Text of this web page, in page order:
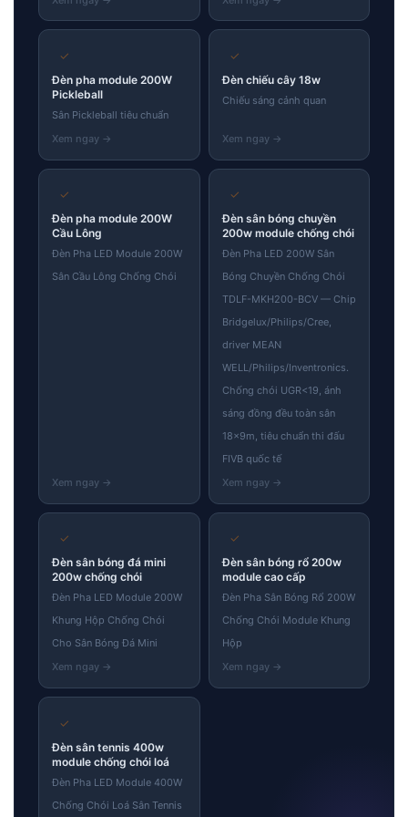
✓
Đèn pha module 200W
Pickleball
Sân Pickleball tiêu chuẩn
✓
Đèn chiếu cây 18w
Chiếu sáng cảnh quan
✓
Đèn pha module 200W
Cầu Lông
Đèn Pha LED Module 200W
Sân Cầu Lông Chống Chói
✓
Đèn sân bóng chuyền
200w module chống chói
Đèn Pha LED 200W Sân
Bóng Chuyền Chống Chói
TDLF-MKH200-BCV — Chip
Bridgelux/Philips/Cree,
driver MEAN
WELL/Philips/Inventronics.
Chống chói UGR<19, ánh
sáng đồng đều toàn sân
18×9m, tiêu chuẩn thi đấu
FIVB quốc tế
✓
Đèn sân bóng đá mini
200w chống chói
Đèn Pha LED Module 200W
Khung Hộp Chống Chói
Cho Sân Bóng Đá Mini
✓
Đèn sân bóng rổ 200w
module cao cấp
Đèn Pha Sân Bóng Rổ 200W
Chống Chói Module Khung
Hộp
✓
Đèn sân tennis 400w
module chống chói loá
Đèn Pha LED Module 400W
Chống Chói Loá Sân Tennis